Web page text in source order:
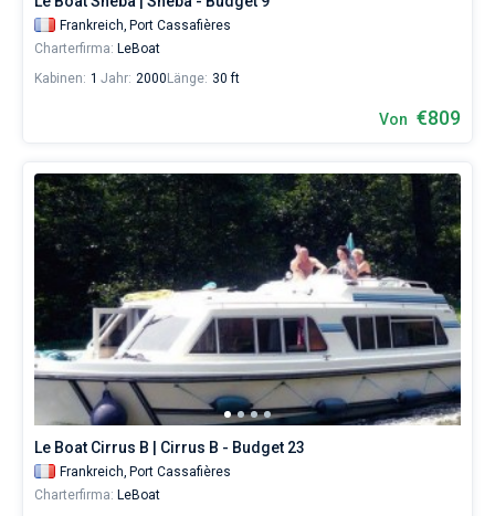
Frankreich, Port Cassafières
Charterfirma: LeBoat
Kabinen: 1 Jahr: 2000 Länge: 30 ft
Von €809
Le Boat Cirrus B | Cirrus B - Budget 23
Frankreich, Port Cassafières
Charterfirma: LeBoat